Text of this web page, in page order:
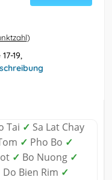
)
19,
Tai ✓ Sa Lat Chay
✓ Pho Bo ✓
✓ Bo Nuong ✓
Do Bien Rim ✓